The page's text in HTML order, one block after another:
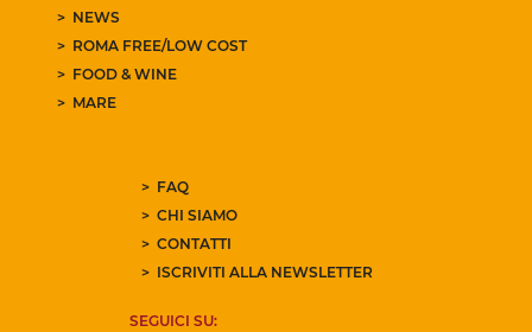
NEWS
ROMA FREE/LOW COST
FOOD & WINE
MARE
FAQ
CHI SIAMO
CONTATTI
ISCRIVITI ALLA NEWSLETTER
SEGUICI SU: